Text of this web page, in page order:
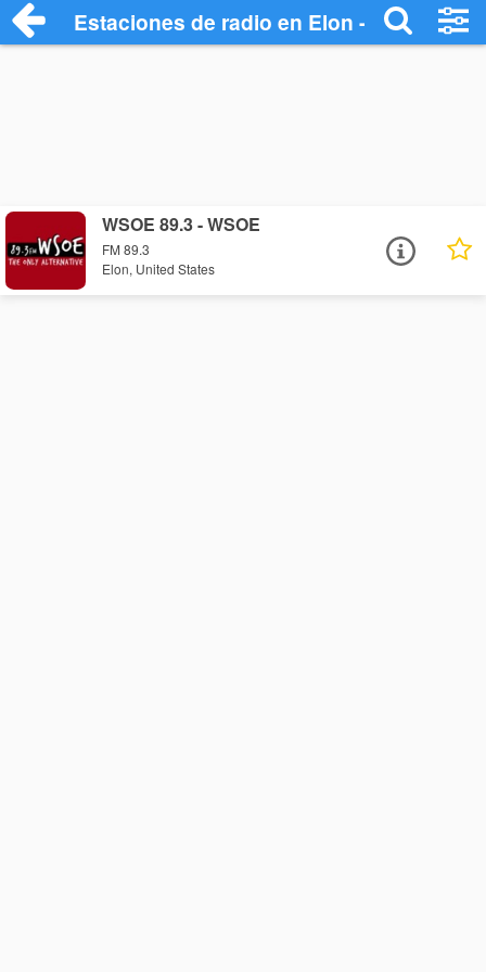
Estaciones de radio en Elon - Escuchar
WSOE 89.3 - WSOE
FM 89.3
Elon, United States